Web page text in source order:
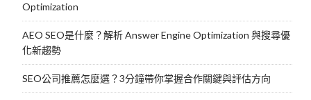
Optimization
AEO SEO是什麼？解析 Answer Engine Optimization 與搜尋優
化新趨勢
SEO公司推薦怎麼選？3分鐘帶你掌握合作關鍵與評估方向